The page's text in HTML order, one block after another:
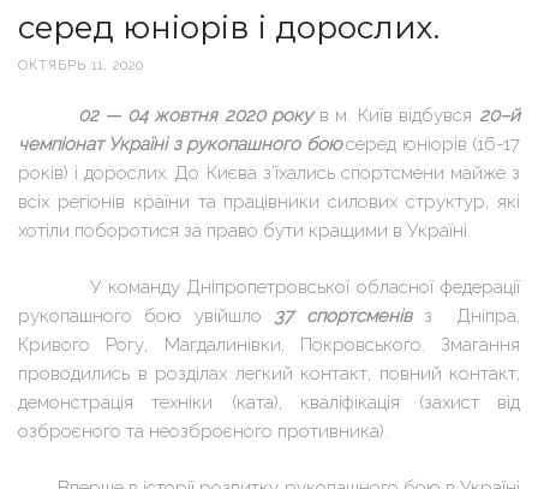
серед юніорів і дорослих.
ОКТЯБРЬ 11, 2020
02 — 04 жовтня 2020 рокув м. Київ відбувся20–й
чемпіонат Україні з рукопашного боюсеред юніорів (16-17
років) і дорослих. До Києва з’їхались спортсмени майже з
всіх регіонів країни та працівники силових структур, які
хотіли поборотися за право бути кращими в Україні.
У команду Дніпропетровської обласної федерації
рукопашного бою увійшло 37 спортсменівз Дніпра,
Кривого Рогу, Магдалинівки, Покровського. Змагання
проводились в розділах легкий контакт, повний контакт,
демонстрація техніки (ката), кваліфікація (захист від
озброєного та неозброєного противника).